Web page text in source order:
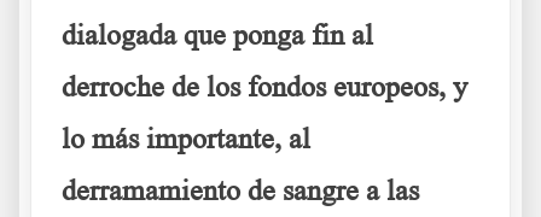
dialogada que ponga fin al
derroche de los fondos europeos, y
lo más importante, al
derramamiento de sangre a las